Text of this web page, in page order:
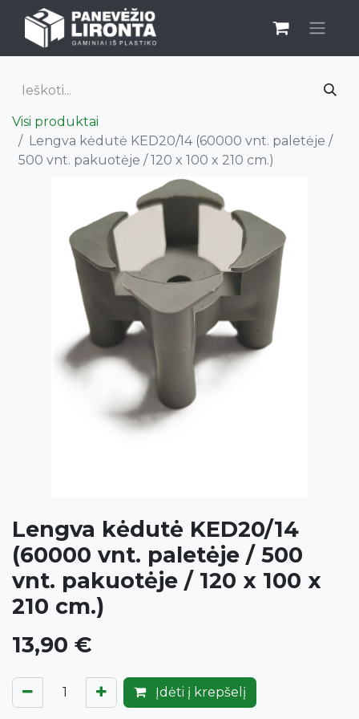
Visi produktai
Lengva kėdutė KED20/14 (60000 vnt. paletėje /
500 vnt. pakuotėje / 120 x 100 x 210 cm.)
Lengva kėdutė KED20/14
(60000 vnt. paletėje / 500
vnt. pakuotėje / 120 x 100 x
210 cm.)
13,90 €
Įdėti į krepšelį